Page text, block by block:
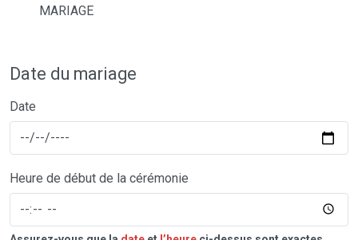
MARIAGE
Date du mariage
Date
Heure de début de la cérémonie